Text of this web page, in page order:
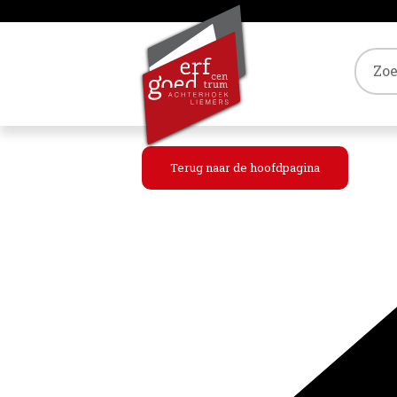
Terug naar de hoofdpagina